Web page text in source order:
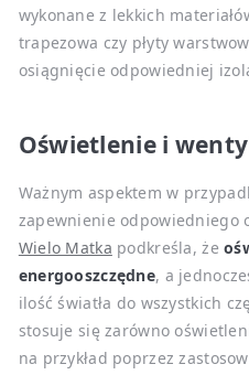
wykonane z lekkich
trapezowa czy płyty
osiągnięcie odpowiedniej
Oświetlenie i
Ważnym aspektem w
zapewnienie odpowiedniego
Wielo Matka podkreśla, że
energooszczędne, a
ilość światła do wszystkich
stosuje się zarówno
na przykład poprzez